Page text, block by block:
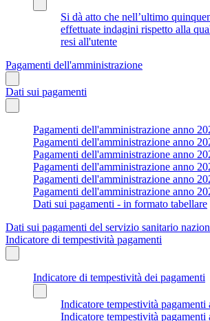
Si dà atto che nell’ultimo
effettuate indagini rispetto alla
resi all'utente
Pagamenti dell'amministrazione
Dati sui pagamenti
Pagamenti dell'amministrazione anno
Pagamenti dell'amministrazione anno
Pagamenti dell'amministrazione anno
Pagamenti dell'amministrazione anno
Pagamenti dell'amministrazione anno
Pagamenti dell'amministrazione anno
Dati sui pagamenti - in formato tabellare
Dati sui pagamenti del servizio sanitario
Indicatore di tempestività pagamenti
Indicatore di tempestività dei pagamenti
Indicatore tempestività pagamenti
Indicatore tempestività pagamenti